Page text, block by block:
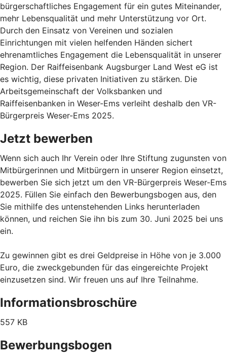
bürgerschaftliches Engagement für ein gutes Miteinander,
mehr Lebensqualität und mehr Unterstützung vor Ort.
Durch den Einsatz von Vereinen und sozialen
Einrichtungen mit vielen helfenden Händen sichert
ehrenamtliches Engagement die Lebensqualität in unserer
Region. Der Raiffeisenbank Augsburger Land West eG ist
es wichtig, diese privaten Initiativen zu stärken. Die
Arbeitsgemeinschaft der Volksbanken und
Raiffeisenbanken in Weser-Ems verleiht deshalb den VR-
Bürgerpreis Weser-Ems 2025.
Jetzt bewerben
Wenn sich auch Ihr Verein oder Ihre Stiftung zugunsten von
Mitbürgerinnen und Mitbürgern in unserer Region einsetzt,
bewerben Sie sich jetzt um den VR-Bürgerpreis Weser-Ems
2025. Füllen Sie einfach den Bewerbungsbogen aus, den
Sie mithilfe des untenstehenden Links herunterladen
können, und reichen Sie ihn bis zum 30. Juni 2025 bei uns
ein.
Zu gewinnen gibt es drei Geldpreise in Höhe von je 3.000
Euro, die zweckgebunden für das eingereichte Projekt
einzusetzen sind. Wir freuen uns auf Ihre Teilnahme.
Informationsbroschüre
557 KB
Bewerbungsbogen